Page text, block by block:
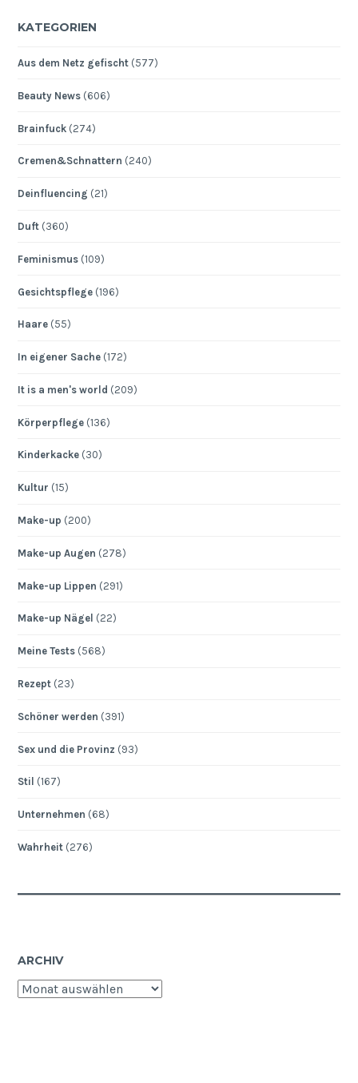
KATEGORIEN
Aus dem Netz gefischt (577)
Beauty News (606)
Brainfuck (274)
Cremen&Schnattern (240)
Deinfluencing (21)
Duft (360)
Feminismus (109)
Gesichtspflege (196)
Haare (55)
In eigener Sache (172)
It is a men's world (209)
Körperpflege (136)
Kinderkacke (30)
Kultur (15)
Make-up (200)
Make-up Augen (278)
Make-up Lippen (291)
Make-up Nägel (22)
Meine Tests (568)
Rezept (23)
Schöner werden (391)
Sex und die Provinz (93)
Stil (167)
Unternehmen (68)
Wahrheit (276)
ARCHIV
Archiv